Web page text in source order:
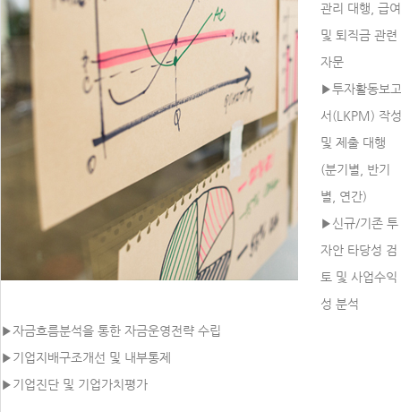
관리 대행, 급여
및 퇴직금 관련
자문
▶투자활동보고
서(LKPM) 작성
및 제출 대행
(분기별, 반기
별, 연간)
▶신규/기존 투
자안 타당성 검
토 및 사업수익
성 분석
▶자금흐름분석을 통한 자금운영전략 수립
▶기업지배구조개선 및 내부통제
▶기업진단 및 기업가치평가